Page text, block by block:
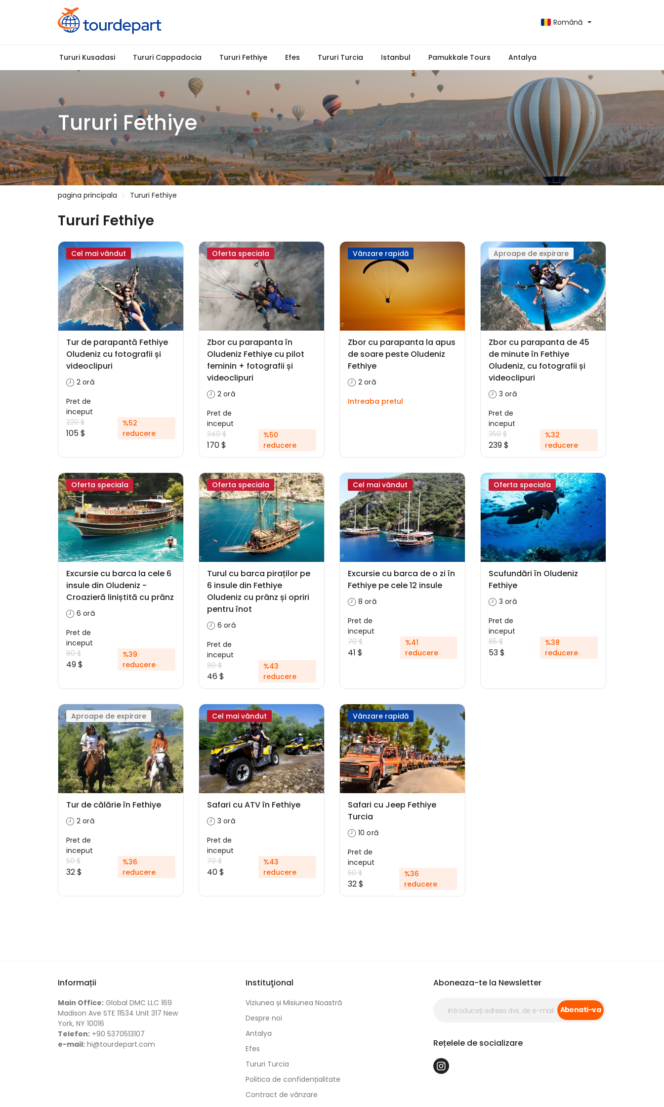
Română
Tururi Kusadasi Tururi Cappadocia Tururi Fethiye Efes Tururi Turcia Istanbul Pamukkale Tours Antalya
Tururi Fethiye
pagina principala Tururi Fethiye
Tururi Fethiye
Cel mai vândut
Tur de parapantă Fethiye
Oludeniz cu fotografii și
videoclipuri
2 oră
Pret de
inceput
220 $
105 $
%52
reducere
Oferta speciala
Zbor cu parapanta în
Oludeniz Fethiye cu pilot
feminin + fotografii și
videoclipuri
2 oră
Pret de
inceput
340 $
170 $
%50
reducere
Vânzare rapidă
Zbor cu parapanta la apus
de soare peste Oludeniz
Fethiye
2 oră
Intreaba pretul
Aproape de expirare
Zbor cu parapanta de 45
de minute în Fethiye
Oludeniz, cu fotografii și
videoclipuri
3 oră
Pret de
inceput
350 $
239 $
%32
reducere
Oferta speciala
Excursie cu barca la cele 6
insule din Oludeniz -
Croazieră liniștită cu prânz
6 oră
Pret de
inceput
80 $
49 $
%39
reducere
Oferta speciala
Turul cu barca piraților pe
6 insule din Fethiye
Oludeniz cu prânz și opriri
pentru înot
6 oră
Pret de
inceput
80 $
46 $
%43
reducere
Cel mai vândut
Excursie cu barca de o zi în
Fethiye pe cele 12 insule
8 oră
Pret de
inceput
70 $
41 $
%41
reducere
Oferta speciala
Scufundări în Oludeniz
Fethiye
3 oră
Pret de
inceput
85 $
53 $
%38
reducere
Aproape de expirare
Tur de călărie în Fethiye
2 oră
Pret de
inceput
50 $
32 $
%36
reducere
Cel mai vândut
Safari cu ATV în Fethiye
3 oră
Pret de
inceput
70 $
40 $
%43
reducere
Vânzare rapidă
Safari cu Jeep Fethiye
Turcia
10 oră
Pret de
inceput
50 $
32 $
%36
reducere
Informații
Main Office: Global DMC LLC 169
Madison Ave STE 11534 Unit 317 New
York, NY 10016
Telefon: +90 5370513107
e-mail: hi@tourdepart.com
Instituţional
Viziunea și Misiunea Noastră
Despre noi
Antalya
Efes
Tururi Turcia
Politica de confidențialitate
Contract de vânzare
Aboneaza-te la Newsletter
Abonati-va
Rețelele de socializare